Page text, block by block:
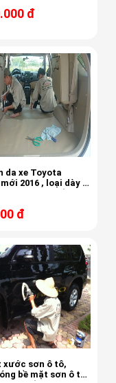
đ
da xe Toyota
2016 , loại dày ,
đ
xước sơn ô tô,
bề mặt sơn ô tô,